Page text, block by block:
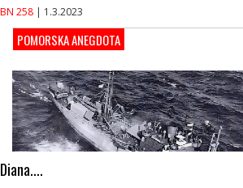
BN 258 | 1.3.2023
POMORSKA ANEGDOTA
Diana....